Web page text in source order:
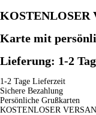
KOSTENLOSER
Karte mit
Lieferung: 1-2
1-2 Tage Lieferzeit
Sichere Bezahlung
Persönliche Grußkarten
KOSTENLOSER